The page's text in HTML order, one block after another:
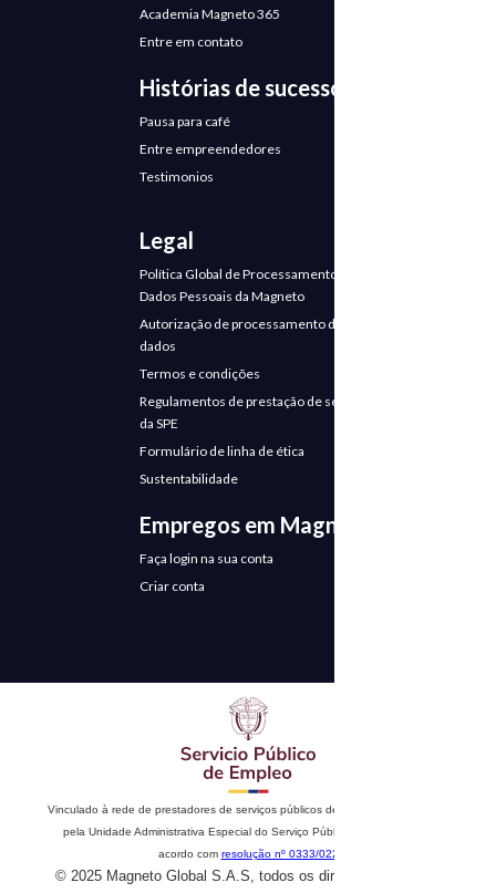
Academia Magneto 365
Entre em contato
Histórias de sucesso
Pausa para café
Entre empreendedores
Testimonios
Legal
Política Global de Processamento de
Dados Pessoais da Magneto
Autorização de processamento de
dados
Termos e condições
Regulamentos de prestação de serviços
da SPE
Formulário de linha de ética
Sustentabilidade
Empregos em Magneto
Faça login na sua conta
Criar conta
Vinculado à rede de prestadores de serviços públicos de emprego. Autorizado
pela Unidade Administrativa Especial do Serviço Público de Emprego de
acordo com resolução nº 0333/022
© 2025 Magneto Global S.A.S, todos os direitos reservados